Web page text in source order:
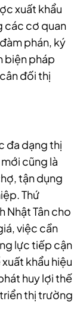
xuất khẩu
các cơ quan
phán, ký
biện pháp
đối thị
đa dạng thị
cũng là
tận dụng
Thứ
Nhật Tân cho
việc cần
lực tiếp cận
khẩu hiệu
huy lợi thế
thị trường